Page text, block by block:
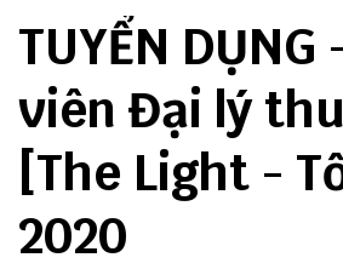
TUYỂN
viên Đại lý
[The Light -
2020